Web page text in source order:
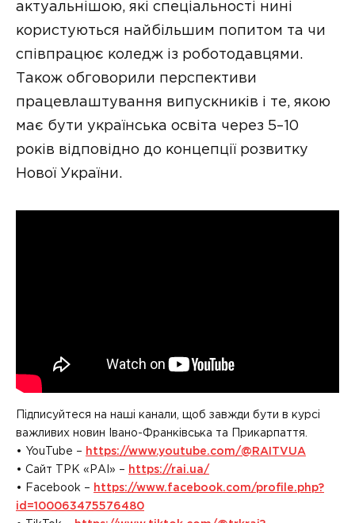
актуальнішою, які спеціальності нині
користуються найбільшим попитом та чи
співпрацює коледж із роботодавцями.
Також обговорили перспективи
працевлаштування випускників і те, якою
має бути українська освіта через 5–10
років відповідно до концепції розвитку
Нової України.
Підписуйтеся на наші канали, щоб завжди бути в курсі
важливих новин Івано-Франківська та Прикарпаття.
• YouTube – https://www.youtube.com/@RAITVUA
• Сайт ТРК «РАІ» – https://rai.ua/
• Facebook – https://www.facebook.com/profile.php?
id=100063475576480